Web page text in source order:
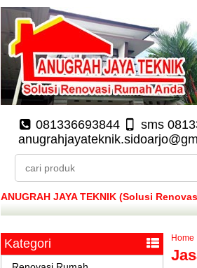
081336693844 sms
ANUGRAH JAYA TEKNIK (Solusi
Home
Kategori